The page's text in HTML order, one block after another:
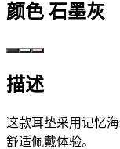
颜色 石墨灰
描述
这款耳垫采用记忆
舒适佩戴体验。